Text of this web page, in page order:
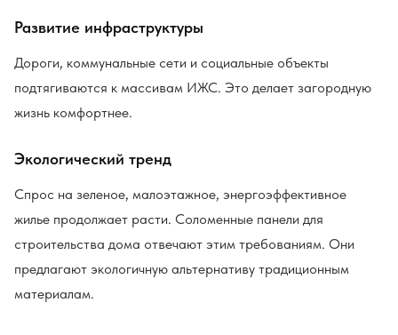
Развитие инфраструктуры
Дороги, коммунальные сети и социальные объекты
подтягиваются к массивам ИЖС. Это делает загородную
жизнь комфортнее.
Экологический тренд
Спрос на зеленое, малоэтажное, энергоэффективное
жилье продолжает расти. Соломенные панели для
строительства дома отвечают этим требованиям. Они
предлагают экологичную альтернативу традиционным
материалам.